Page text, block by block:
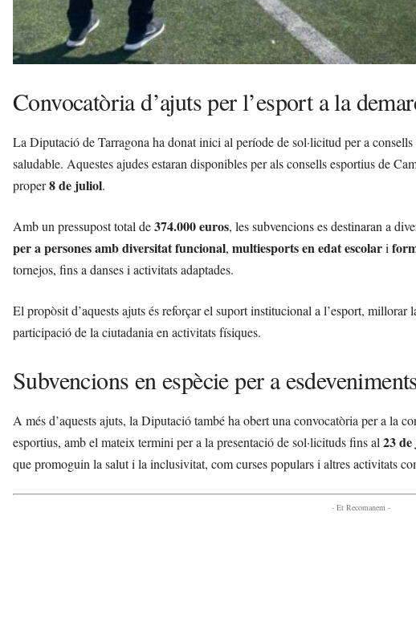
Convocatòria d’ajuts per l’esport a la
La Diputació de Tarragona ha donat inici al període de sol·licitud per a
saludable. Aquestes ajudes estaran disponibles per als consells esportius de
proper8 de juliol.
Amb un pressupost total de374.000 euros, les subvencions es destinaran a
per a persones amb diversitat funcional, multiesports en edat escolari
tornejos, fins a danses i activitats adaptades.
El propòsit d’aquests ajuts és reforçar el suport institucional a l’esport, millorar
participació de la ciutadania en activitats físiques.
Subvencions en espècie per a
A més d’aquests ajuts, la Diputació també ha obert una convocatòria per a la
esportius, amb el mateix termini per a la presentació de sol·licituds fins al 23
que promoguin la salut i la inclusivitat, com curses populars i altres activitats
- Et Recomanem -